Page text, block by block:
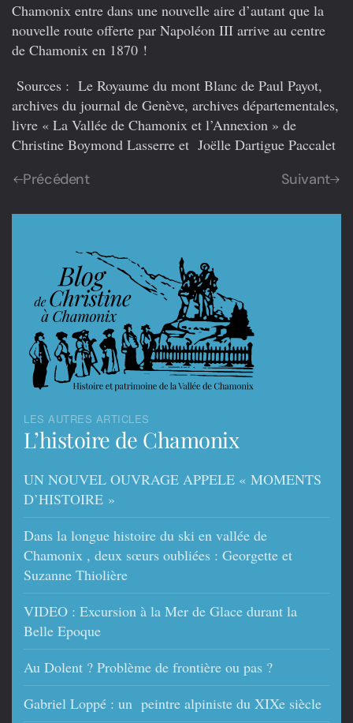
Chamonix entre dans une nouvelle aire d’autant que la
nouvelle route offerte par Napoléon III arrive au centre
de Chamonix en 1870 !
Sources : Le Royaume du mont Blanc de Paul Payot,
archives du journal de Genève, archives départementales,
livre « La Vallée de Chamonix et l’Annexion » de
Christine Boymond Lasserre et Joëlle Dartigue Paccalet
Précédent
Suivant
LES AUTRES ARTICLES
L’histoire de Chamonix
UN NOUVEL OUVRAGE APPELE « MOMENTS
D’HISTOIRE »
Dans la longue histoire du ski en vallée de
Chamonix , deux sœurs oubliées : Georgette et
Suzanne Thiolière
VIDEO : Excursion à la Mer de Glace durant la
Belle Epoque
Au Dolent ? Problème de frontière ou pas ?
Gabriel Loppé : un peintre alpiniste du XIXe siècle